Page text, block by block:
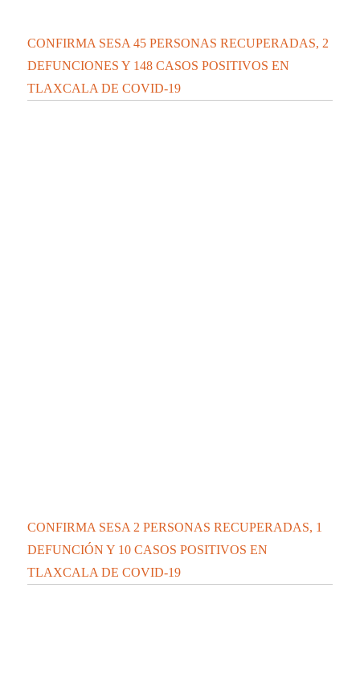
CONFIRMA SESA 45 PERSONAS RECUPERADAS, 2
DEFUNCIONES Y 148 CASOS POSITIVOS EN
TLAXCALA DE COVID-19
CONFIRMA SESA 2 PERSONAS RECUPERADAS, 1
DEFUNCIÓN Y 10 CASOS POSITIVOS EN
TLAXCALA DE COVID-19